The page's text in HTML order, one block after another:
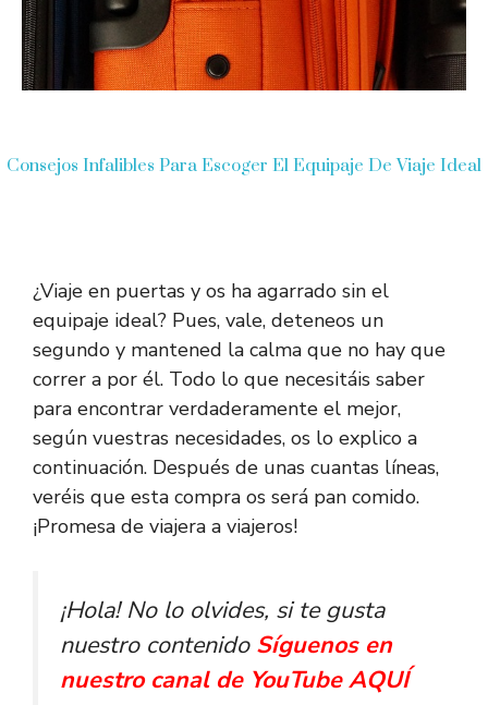
Consejos Infalibles Para Escoger El Equipaje De Viaje Ideal
¿Viaje en puertas y os ha agarrado sin el
equipaje ideal? Pues, vale, deteneos un
segundo y mantened la calma que no hay que
correr a por él. Todo lo que necesitáis saber
para encontrar verdaderamente el mejor,
según vuestras necesidades, os lo explico a
continuación. Después de unas cuantas líneas,
veréis que esta compra os será pan comido.
¡Promesa de viajera a viajeros!
¡Hola! No lo olvides, si te gusta
nuestro contenido Síguenos en
nuestro canal de YouTube AQUÍ